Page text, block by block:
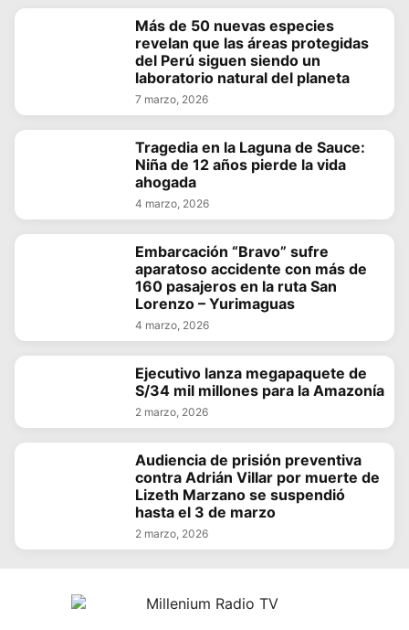
Más de 50 nuevas especies
revelan que las áreas protegidas
del Perú siguen siendo un
laboratorio natural del planeta
7 marzo, 2026
Tragedia en la Laguna de Sauce:
Niña de 12 años pierde la vida
ahogada
4 marzo, 2026
Embarcación “Bravo” sufre
aparatoso accidente con más de
160 pasajeros en la ruta San
Lorenzo – Yurimaguas
4 marzo, 2026
Ejecutivo lanza megapaquete de
S/34 mil millones para la Amazonía
2 marzo, 2026
Audiencia de prisión preventiva
contra Adrián Villar por muerte de
Lizeth Marzano se suspendió
hasta el 3 de marzo
2 marzo, 2026